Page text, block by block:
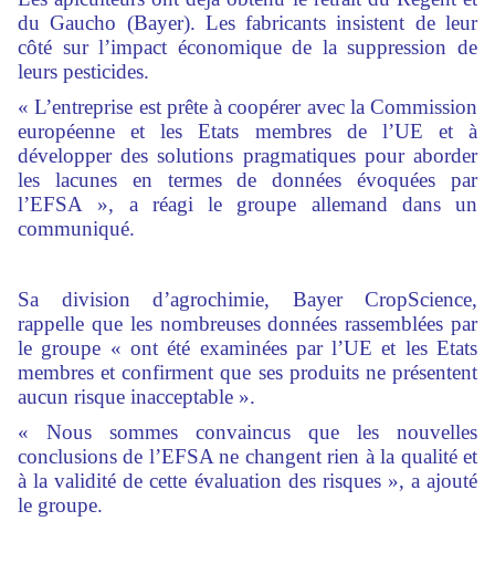
du Gaucho (Bayer). Les fabricants insistent de leur
côté sur l’impact économique de la suppression de
leurs pesticides.
« L’entreprise est prête à coopérer avec la Commission
européenne et les Etats membres de l’UE et à
développer des solutions pragmatiques pour aborder
les lacunes en termes de données évoquées par
l’EFSA », a réagi le groupe allemand dans un
communiqué.
Sa division d’agrochimie, Bayer CropScience,
rappelle que les nombreuses données rassemblées par
le groupe « ont été examinées par l’UE et les Etats
membres et confirment que ses produits ne présentent
aucun risque inacceptable ».
« Nous sommes convaincus que les nouvelles
conclusions de l’EFSA ne changent rien à la qualité et
à la validité de cette évaluation des risques », a ajouté
le groupe.